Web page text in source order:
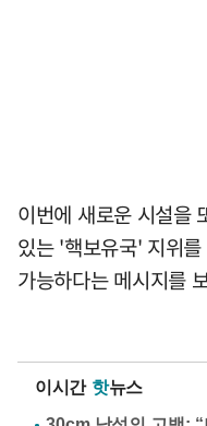
이번에 새로운 시설을
있는 '핵보유국' 지위
가능하다는 메시지를
이시간 핫뉴스